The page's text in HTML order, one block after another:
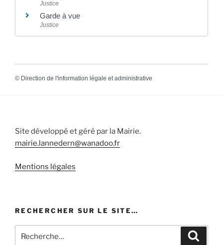
Justice
Garde à vue
Justice
© Direction de l'information légale et administrative
Site développé et géré par la Mairie.
mairie.lannedern@wanadoo.fr
Mentions légales
RECHERCHER SUR LE SITE…
pour